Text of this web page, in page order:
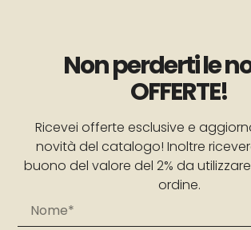
Non perderti le
OFFERTE!
Ricevei offerte esclusive e
novità del catalogo! Inoltre
buono del valore del 2% da
ordine.